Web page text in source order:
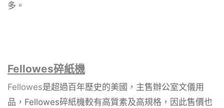
多。
Fellowes碎紙機
Fellowes是超過百年歷史的美國，主售辦公室文儀用
品，Fellowes碎紙機較有高質素及高規格，因此售價也